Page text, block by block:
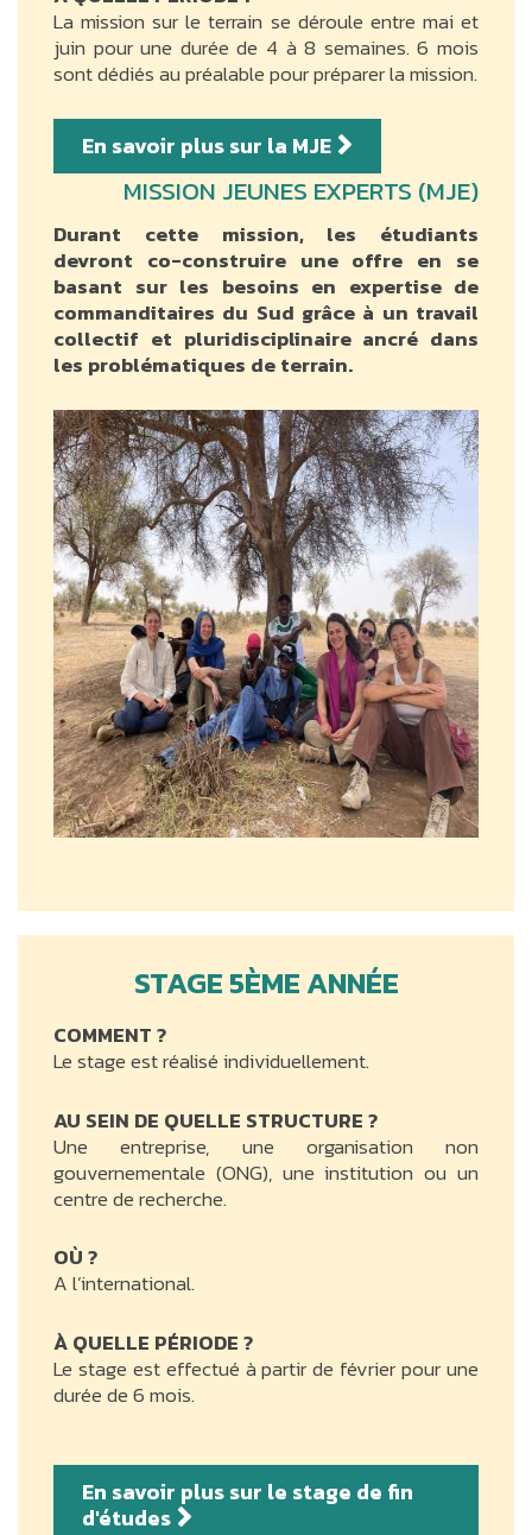
La mission sur le terrain se déroule entre mai et
juin pour une durée de 4 à 8 semaines. 6 mois
sont dédiés au préalable pour préparer la mission.
En savoir plus sur la MJE
MISSION JEUNES EXPERTS (MJE)
Durant cette mission, les étudiants
devront co-construire une offre en se
basant sur les besoins en expertise de
commanditaires du Sud grâce à un travail
collectif et pluridisciplinaire ancré dans
les problématiques de terrain.
STAGE 5ÈME ANNÉE
COMMENT ?
Le stage est réalisé individuellement.
AU SEIN DE QUELLE STRUCTURE ?
Une entreprise, une organisation non
gouvernementale (ONG), une institution ou un
centre de recherche.
OÙ ?
A l’international.
À QUELLE PÉRIODE ?
Le stage est effectué à partir de février pour une
durée de 6 mois.
En savoir plus sur le stage de fin
d'études